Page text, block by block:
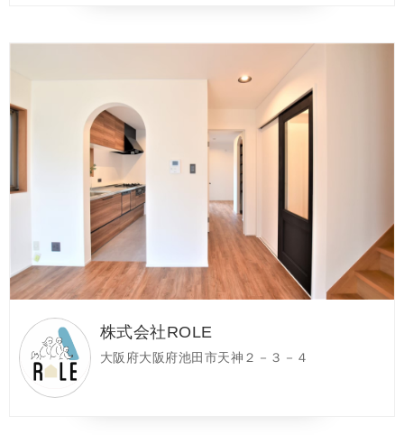
株式会社ROLE
大阪府大阪府池田市天神２－３－４